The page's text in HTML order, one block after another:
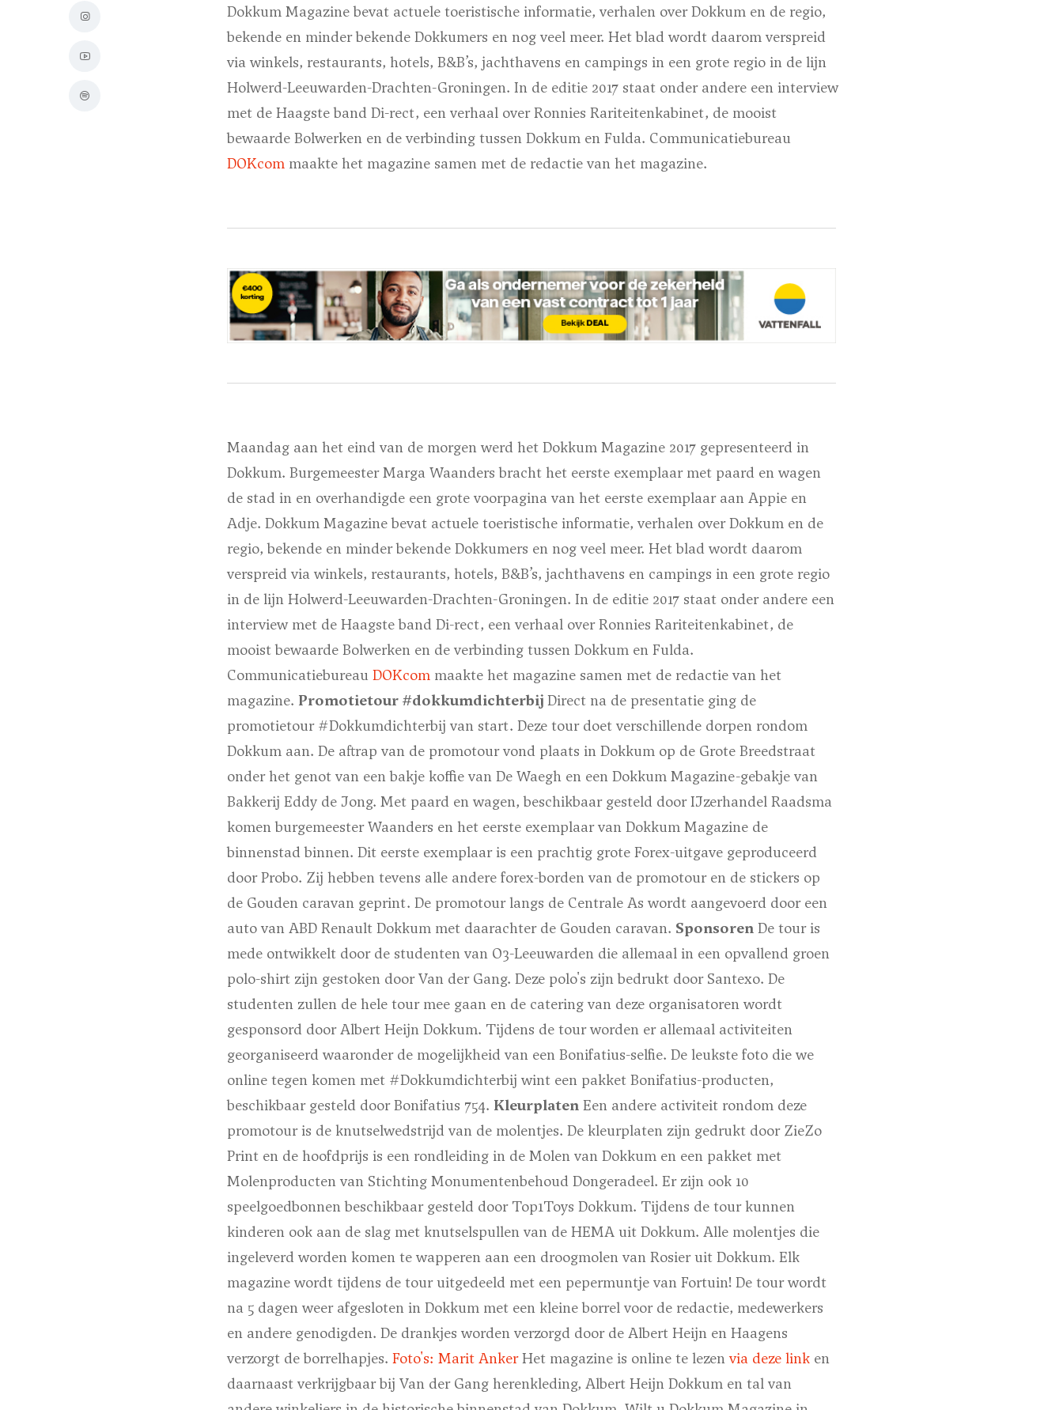
Dokkum Magazine bevat actuele toeristische informatie, verhalen over Dokkum en de regio,
bekende en minder bekende Dokkumers en nog veel meer. Het blad wordt daarom verspreid
via winkels, restaurants, hotels, B&B’s, jachthavens en campings in een grote regio in de lijn
Holwerd-Leeuwarden-Drachten-Groningen. In de editie 2017 staat onder andere een interview
met de Haagste band Di-rect, een verhaal over Ronnies Rariteitenkabinet, de mooist
bewaarde Bolwerken en de verbinding tussen Dokkum en Fulda. Communicatiebureau
DOKcom maakte het magazine samen met de redactie van het magazine.
Maandag aan het eind van de morgen werd het Dokkum Magazine 2017 gepresenteerd in
Dokkum. Burgemeester Marga Waanders bracht het eerste exemplaar met paard en wagen
de stad in en overhandigde een grote voorpagina van het eerste exemplaar aan Appie en
Adje. Dokkum Magazine bevat actuele toeristische informatie, verhalen over Dokkum en de
regio, bekende en minder bekende Dokkumers en nog veel meer. Het blad wordt daarom
verspreid via winkels, restaurants, hotels, B&B’s, jachthavens en campings in een grote regio
in de lijn Holwerd-Leeuwarden-Drachten-Groningen. In de editie 2017 staat onder andere een
interview met de Haagste band Di-rect, een verhaal over Ronnies Rariteitenkabinet, de
mooist bewaarde Bolwerken en de verbinding tussen Dokkum en Fulda.
Communicatiebureau DOKcom maakte het magazine samen met de redactie van het
magazine. Promotietour #dokkumdichterbij Direct na de presentatie ging de
promotietour #Dokkumdichterbij van start. Deze tour doet verschillende dorpen rondom
Dokkum aan. De aftrap van de promotour vond plaats in Dokkum op de Grote Breedstraat
onder het genot van een bakje koffie van De Waegh en een Dokkum Magazine-gebakje van
Bakkerij Eddy de Jong. Met paard en wagen, beschikbaar gesteld door IJzerhandel Raadsma
komen burgemeester Waanders en het eerste exemplaar van Dokkum Magazine de
binnenstad binnen. Dit eerste exemplaar is een prachtig grote Forex-uitgave geproduceerd
door Probo. Zij hebben tevens alle andere forex-borden van de promotour en de stickers op
de Gouden caravan geprint. De promotour langs de Centrale As wordt aangevoerd door een
auto van ABD Renault Dokkum met daarachter de Gouden caravan. Sponsoren De tour is
mede ontwikkelt door de studenten van O3-Leeuwarden die allemaal in een opvallend groen
polo-shirt zijn gestoken door Van der Gang. Deze polo's zijn bedrukt door Santexo. De
studenten zullen de hele tour mee gaan en de catering van deze organisatoren wordt
gesponsord door Albert Heijn Dokkum. Tijdens de tour worden er allemaal activiteiten
georganiseerd waaronder de mogelijkheid van een Bonifatius-selfie. De leukste foto die we
online tegen komen met #Dokkumdichterbij wint een pakket Bonifatius-producten,
beschikbaar gesteld door Bonifatius 754. Kleurplaten Een andere activiteit rondom deze
promotour is de knutselwedstrijd van de molentjes. De kleurplaten zijn gedrukt door ZieZo
Print en de hoofdprijs is een rondleiding in de Molen van Dokkum en een pakket met
Molenproducten van Stichting Monumentenbehoud Dongeradeel. Er zijn ook 10
speelgoedbonnen beschikbaar gesteld door Top1Toys Dokkum. Tijdens de tour kunnen
kinderen ook aan de slag met knutselspullen van de HEMA uit Dokkum. Alle molentjes die
ingeleverd worden komen te wapperen aan een droogmolen van Rosier uit Dokkum. Elk
magazine wordt tijdens de tour uitgedeeld met een pepermuntje van Fortuin! De tour wordt
na 5 dagen weer afgesloten in Dokkum met een kleine borrel voor de redactie, medewerkers
en andere genodigden. De drankjes worden verzorgd door de Albert Heijn en Haagens
verzorgt de borrelhapjes. Foto's: Marit Anker Het magazine is online te lezenvia deze link en
daarnaast verkrijgbaar bij Van der Gang herenkleding, Albert Heijn Dokkum en tal van